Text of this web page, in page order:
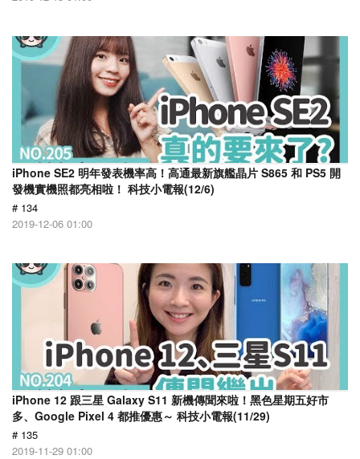
iPhone SE2 明年發表機率高！高通最新旗艦晶片 S865 和 PS5 開
發機實機照都亮相啦！ 科技小電報(12/6)
# 134
2019-12-06 01:00
iPhone 12 跟三星 Galaxy S11 新機傳聞來啦！黑色星期五好市
多、Google Pixel 4 都推優惠～ 科技小電報(11/29)
# 135
2019-11-29 01:00